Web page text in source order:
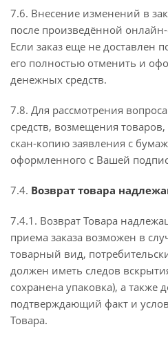
7.6. Внесение изменений в
после произведённой
Если заказ еще не доставлен
его полностью отменить и
денежных средств.
7.8. Для рассмотрения
средств, возмещения
скан-копию заявления с
оформленного с Вашей
7.4. Возврат товара
7.4.1. Возврат Товара
приема заказа возможен в
товарный вид,
должен иметь следов
сохранена упаковка), а также
подтверждающий факт и
Товара.